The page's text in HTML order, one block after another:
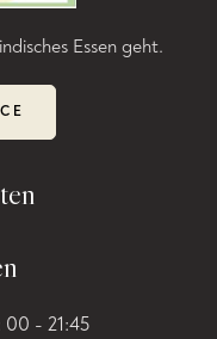
Essen geht.
- 21:45